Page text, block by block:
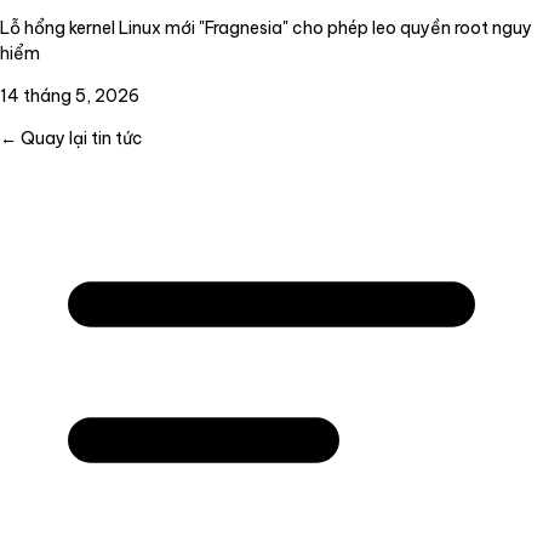
Lỗ hổng kernel Linux mới "Fragnesia" cho phép leo quyền root nguy
hiểm
14 tháng 5, 2026
← Quay lại tin tức